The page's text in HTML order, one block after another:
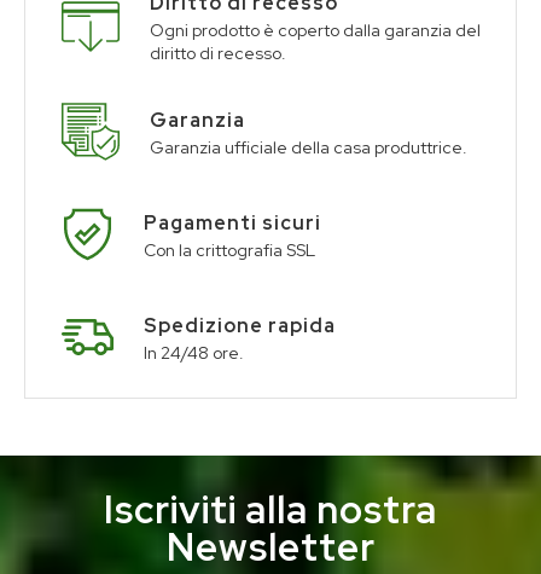
Ogni prodotto è coperto dalla garanzia del
diritto di recesso.
Garanzia
Garanzia ufficiale della casa produttrice.
Pagamenti sicuri
Con la crittografia SSL
Spedizione rapida
In 24/48 ore.
Iscriviti alla nostra
Newsletter